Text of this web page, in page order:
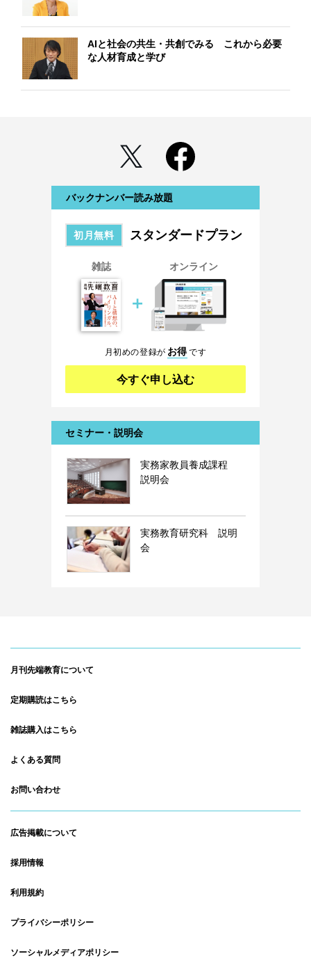
AIと社会の共生・共創でみる これから必要
な人材育成と学び
バックナンバー読み放題
初月無料 スタンダードプラン
雑誌
＋
オンライン
月初めの登録が お得です
今すぐ申し込む
セミナー・説明会
実務家教員養成課程
説明会
実務教育研究科 説明
会
月刊先端教育について
定期購読はこちら
雑誌購入はこちら
よくある質問
お問い合わせ
広告掲載について
採用情報
利用規約
プライバシーポリシー
ソーシャルメディアポリシー